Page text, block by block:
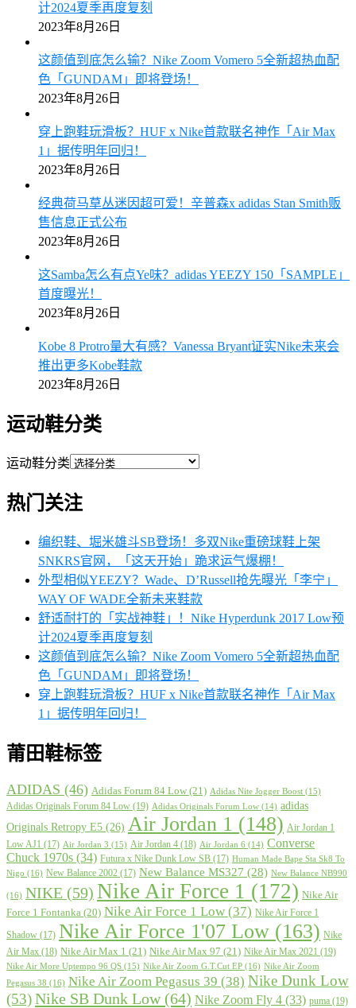
计2024夏季再度复刻
2023年8月26日
这颜值到底怎么输？Nike Zoom Vomero 5全新超热血配
色「GUNDAM」即将登场！
2023年8月26日
穿上跑鞋玩滑板？HUF x Nike首款联名神作「Air Max
1」据传明年回归！
2023年8月26日
经典荷马草丛迷因超可爱！辛普森x adidas Stan Smith贩
售信息正式公布
2023年8月26日
这Samba怎么有点Ye味？adidas YEEZY 150「SAMPLE」
首度曝光！
2023年8月26日
Kobe 8 Protro量大有感？Vanessa Bryant证实Nike未来会
推出更多Kobe鞋款
2023年8月26日
运动鞋分类
运动鞋分类
热门关注
编织鞋、堀米雄斗SB登场！多双Nike重磅球鞋上架
SNKRS官网，「这天开始」跪求运气爆棚！
外型相似YEEZY？Wade、D’Russell抢先曝光「李宁」
WAY OF WADE全新未来鞋款
舒适耐打的「实战神鞋」！Nike Hyperdunk 2017 Low预
计2024夏季再度复刻
这颜值到底怎么输？Nike Zoom Vomero 5全新超热血配
色「GUNDAM」即将登场！
穿上跑鞋玩滑板？HUF x Nike首款联名神作「Air Max
1」据传明年回归！
莆田鞋标签
ADIDAS (46) Adidas Forum 84 Low (21) Adidas Nite Jogger Boost (15)
Adidas Originals Forum 84 Low (19) Adidas Originals Forum Low (14) adidas
Originals Retropy E5 (26) Air Jordan 1 (148) Air Jordan 1
Low AJ1 (17) Air Jordan 3 (15) Air Jordan 4 (18) Air Jordan 6 (14) Converse
Chuck 1970s (34) Futura x Nike Dunk Low SB (17) Human Made Bape Sta Sk8 To
Nigo (16) New Balance 2002 (17) New Balance MS327 (28) New Balance NB990
(16) NIKE (59) Nike Air Force 1 (172) Nike Air
Force 1 Fontanka (20) Nike Air Force 1 Low (37) Nike Air Force 1
Shadow (17) Nike Air Force 1'07 Low (163) Nike
Air Max (18) Nike Air Max 1 (21) Nike Air Max 97 (21) Nike Air Max 2021 (19)
Nike Air More Uptempo 96 QS (15) Nike Air Zoom G.T.Cut EP (16) Nike Air Zoom
Pegasus 38 (16) Nike Air Zoom Pegasus 39 (38) Nike Dunk Low
(53)Nike SB Dunk Low(64) Nike Zoom Fly 4 (33) puma (19)